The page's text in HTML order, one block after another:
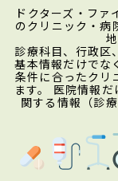
ドクターズ・フ
のクリニック・病
診療科目、行政区
基本情報だけでな
条件に合ったクリ
ます。 医院情報
関する情報（診